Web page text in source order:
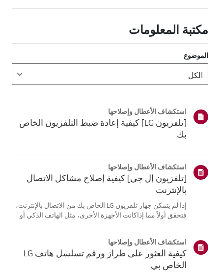
مكتبة المعلومات
الموضوع
استكشاف الأعطال وإصلاحها
[تلفزيون LG] كيفية إعادة ضبط التلفزيون الخاص
بك
استكشاف الأعطال وإصلاحها
[تلفزيون إل جي] كيفية إصلاح مشاكل الاتصال
بالإنترنت
إذا لم يتمكن جهاز تلفزيون LG الخاص بك من الاتصال بالإنترنت،
فتحقق أولاً مما إذاكانت الأجهزة الأخرى، مثل الهاتف الذكي أو
تكمن في جها...
استكشاف الأعطال وإصلاحها
كيفية العثور على طراز ورقم تسلسل هاتف LG
الخاص بي